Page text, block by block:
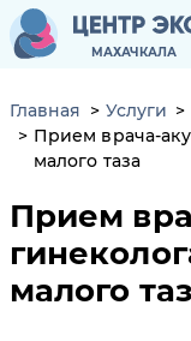
МАХАЧКАЛА
МАХАЧКАЛА
Главная Услуги
Прием врача-
малого таза
Прием
малого